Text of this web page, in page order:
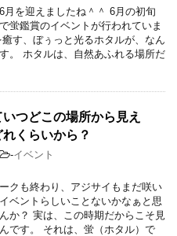
月を迎えましたね＾＾ 6月の初旬
蛍鑑賞のイベントが行われていま
す、ぼぅっと光るホタルが、なん
。 ホタルは、自然あふれる場所だ
つどこの場所から見え
くらいから？
-イベント
クも終わり、アジサイもまだ咲い
ベントらしいことないかなぁと思
か？ 実は、この時期だからこそ見
です。 それは、蛍（ホタル）で